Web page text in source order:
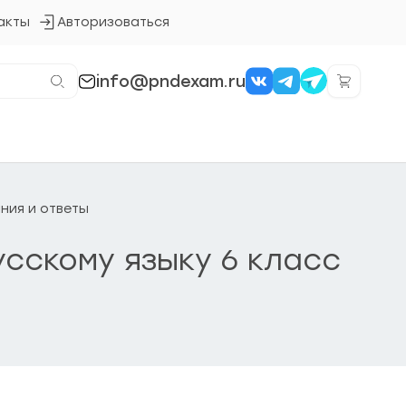
Авторизоваться
Кнопка
info@pndexam.ru
и ответы
языку 6 класс